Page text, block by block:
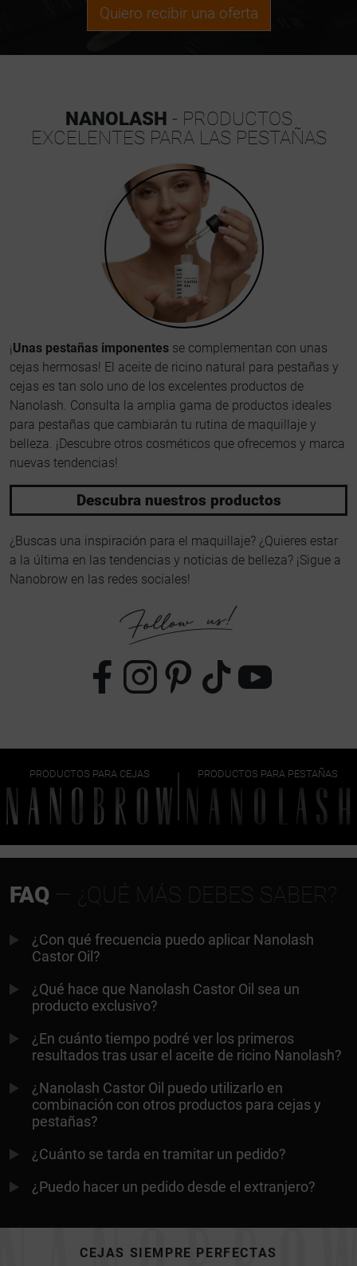
Quiero recibir una oferta
NANOLASH - PRODUCTOS
EXCELENTES PARA LAS PESTAÑAS
¡Unas pestañas imponentes se complementan con unas
cejas hermosas! El aceite de ricino natural para pestañas y
cejas es tan solo uno de los excelentes productos de
Nanolash. Consulta la amplia gama de productos ideales
para pestañas que cambiarán tu rutina de maquillaje y
belleza. ¡Descubre otros cosméticos que ofrecemos y marca
nuevas tendencias!
Descubra nuestros productos
¿Buscas una inspiración para el maquillaje? ¿Quieres estar
a la última en las tendencias y noticias de belleza? ¡Sigue a
Nanobrow en las redes sociales!
PRODUCTOS PARA CEJAS PRODUCTOS PARA PESTAÑAS
FAQ — ¿QUÉ MÁS DEBES SABER?
¿Con qué frecuencia puedo aplicar Nanolash
Castor Oil?
¿Qué hace que Nanolash Castor Oil sea un
producto exclusivo?
¿En cuánto tiempo podré ver los primeros
resultados tras usar el aceite de ricino Nanolash?
¿Nanolash Castor Oil puedo utilizarlo en
combinación con otros productos para cejas y
pestañas?
¿Cuánto se tarda en tramitar un pedido?
¿Puedo hacer un pedido desde el extranjero?
CEJAS SIEMPRE PERFECTAS